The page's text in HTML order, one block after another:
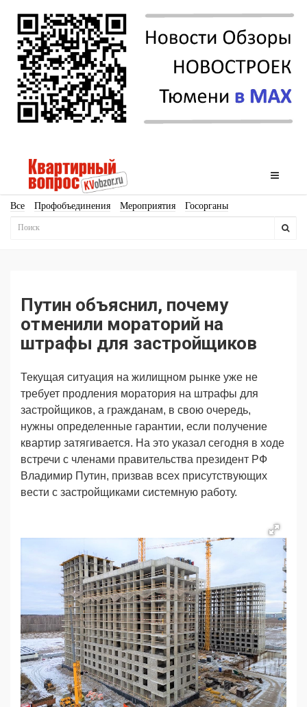
Все Профобъединения Мероприятия Госорганы
Новостройки
Продвижение
Ещё
Путин объяснил, почему
отменили мораторий на
штрафы для застройщиков
Текущая ситуация на жилищном рынке уже не
требует продления моратория на штрафы для
застройщиков, а гражданам, в свою очередь,
нужны определенные гарантии, если получение
квартир затягивается. На это указал сегодня в ходе
встречи с членами правительства президент РФ
Владимир Путин, призвав всех присутствующих
вести с застройщиками системную работу.